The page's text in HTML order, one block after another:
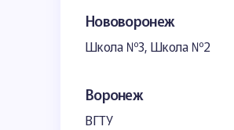
Нововоронеж
Школа №3, Школа №2
Воронеж
ВГТУ